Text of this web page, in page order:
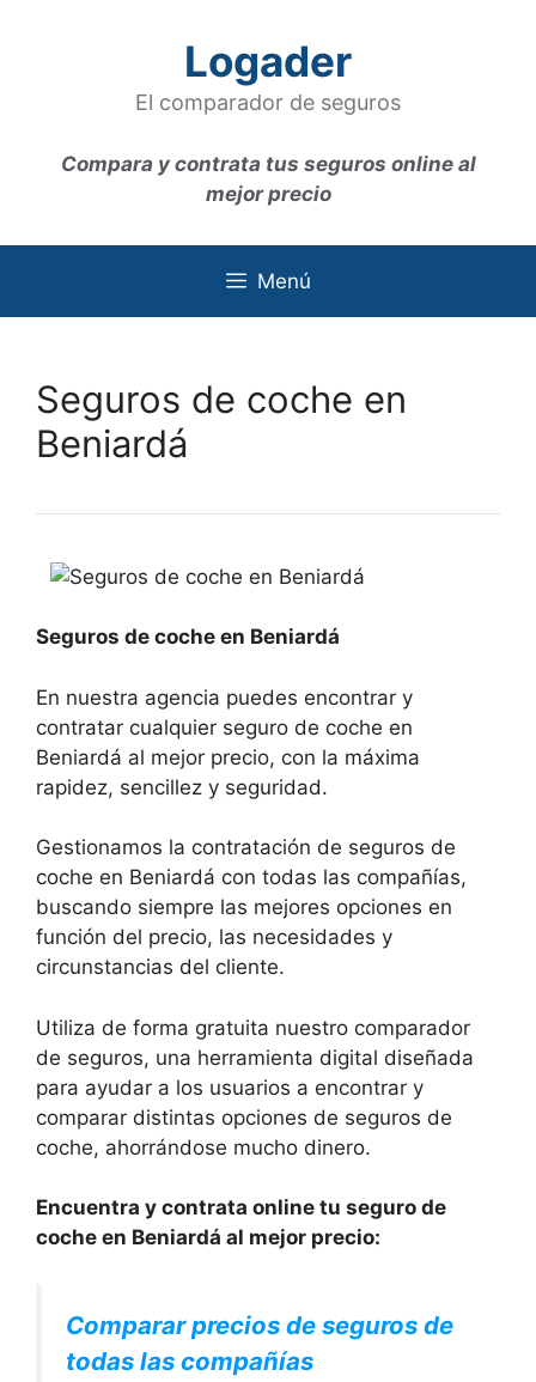
Logader
El comparador de seguros
Compara y contrata tus seguros online al
mejor precio
Menú
Seguros de coche en
Beniardá
Seguros de coche en Beniardá
En nuestra agencia puedes encontrar y
contratar cualquier seguro de coche en
Beniardá al mejor precio, con la máxima
rapidez, sencillez y seguridad.
Gestionamos la contratación de seguros de
coche en Beniardá con todas las compañías,
buscando siempre las mejores opciones en
función del precio, las necesidades y
circunstancias del cliente.
Utiliza de forma gratuita nuestro comparador
de seguros, una herramienta digital diseñada
para ayudar a los usuarios a encontrar y
comparar distintas opciones de seguros de
coche, ahorrándose mucho dinero.
Encuentra y contrata online tu seguro de
coche en Beniardá al mejor precio:
Comparar precios de seguros de
todas las compañías